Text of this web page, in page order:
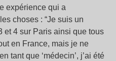
expérience qui a
choses : “Je suis un
et 4 sur Paris ainsi que tous
en France, mais je ne
tant que ‘médecin’, j’ai été